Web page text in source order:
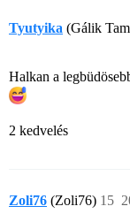
Tyutyika (Gálik
Halkan a
2 kedvelés
Zoli76 (Zoli76) 15